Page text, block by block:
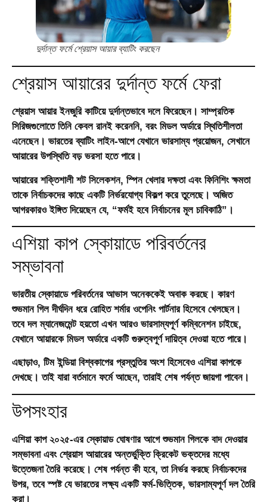
দুর্দান্ত ফর্মে শ্রেয়াস আয়ার ব্যাটিং করছেন
শ্রেয়াস আয়ারের দুর্দান্ত ফর্মে ফেরা
শ্রেয়াস আয়ার ইনজুরি কাটিয়ে দুর্দান্তভাবে দলে ফিরেছেন। সাম্প্রতিক
সিরিজগুলোতে তিনি কেবল রানই করেননি, বরং মিডল অর্ডারে স্থিতিশীলতা
এনেছেন। ভারতের ব্যাটিং লাইন-আপে যেখানে ভারসাম্য প্রয়োজন, সেখানে
আয়ারের উপস্থিতি বড় ভরসা হতে পারে।
আয়ারের শক্তিশালী শট সিলেকশন, স্পিন খেলার দক্ষতা এবং ফিনিশিং ক্ষমতা
তাকে নির্বাচকদের কাছে একটি নির্ভরযোগ্য বিকল্প করে তুলেছে। অজিত
আগরকারও ইঙ্গিত দিয়েছেন যে, “ফর্মই হবে নির্বাচনের মূল চাবিকাঠি” ।
এশিয়া কাপ স্কোয়াডে পরিবর্তনের
সম্ভাবনা
ভারতীয় স্কোয়াডে পরিবর্তনের আভাস অনেককেই অবাক করছে। কারণ
শুভমান গিল দীর্ঘদিন ধরে রোহিত শর্মার ওপেনিং পার্টনার হিসেবে খেলছেন।
তবে দল ম্যানেজমেন্ট হয়তো এখন আরও ভারসাম্যপূর্ণ কম্বিনেশন চাইছে,
যেখানে আয়ারকে মিডল অর্ডারে একটি গুরুত্বপূর্ণ দায়িত্ব দেওয়া হতে পারে।
এছাড়াও, টিম ইন্ডিয়া বিশ্বকাপের প্রস্তুতির অংশ হিসেবেও এশিয়া কাপকে
দেখছে। তাই যারা বর্তমানে ফর্মে আছেন, তারাই শেষ পর্যন্ত জায়গা পাবেন।
উপসংহার
এশিয়া কাপ ২০২৫-এর স্কোয়াড ঘোষণার আগে শুভমান গিলকে বাদ দেওয়ার
সম্ভাবনা এবং শ্রেয়াস আয়ারের অন্তর্ভুক্তি ক্রিকেট ভক্তদের মধ্যে
উত্তেজনা তৈরি করেছে। শেষ পর্যন্ত কী হবে, তা নির্ভর করছে নির্বাচকদের
উপর, তবে স্পষ্ট যে ভারতের লক্ষ্য একটি ফর্ম-ভিত্তিক, ভারসাম্যপূর্ণ দলতৈরি
করা।